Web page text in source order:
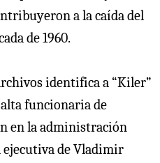
a la caída del
de 1960.
identifica a “Kiler”
funcionaria de
en la administración
de Vladimir